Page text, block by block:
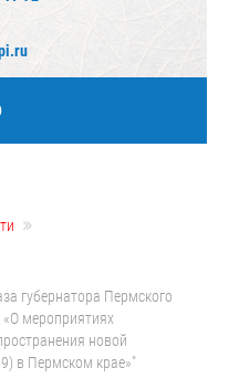
губернатора Пермского
«О мероприятиях
новой
в Пермском крае»"